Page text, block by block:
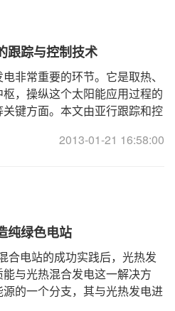
跟踪与控制技术
非常重要的环节。它是取热、
，操纵这个太阳能应用过程的
键方面。本文由亚行跟踪和控
2013-01-21 16:58:00
纯绿色电站
合电站的成功实践后，光热发
与光热混合发电这一解决方
的一个分支，其与光热发电进